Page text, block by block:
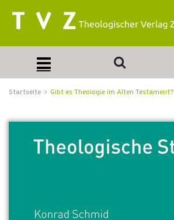
Startseite Gibt es Theologie im Alten Testament?